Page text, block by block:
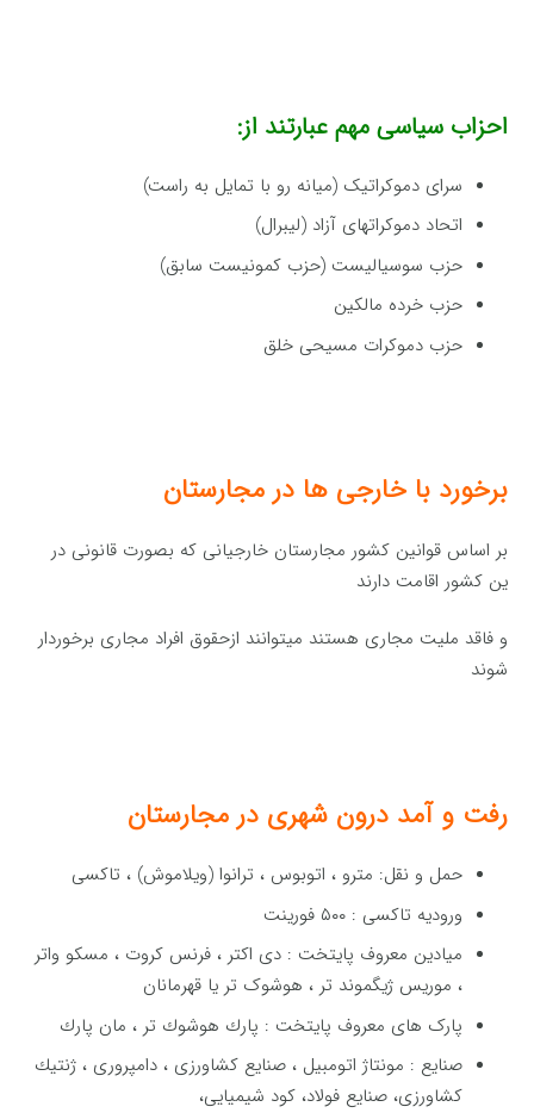
احزاب سیاسی مهم عبارتند از:
سرای دموکراتیک (میانه رو با تمایل به راست)
اتحاد دموکراتهای آزاد (لیبرال)
حزب سوسیالیست (حزب کمونیست سابق)
حزب خرده مالکین
حزب دموکرات مسیحی خلق
برخورد با خارجی ها درمجارستان
بر اساس قوانین کشور مجارستان خارجیانی كه بصورت قانونی در
ین كشور اقامت دارند
و فاقد ملیت مجاری هستند میتوانند ازحقوق افراد مجاری برخوردار
شوند
رفت و آمد درون شهری درمجارستان
حمل و نقل: مترو ، اتوبوس ، ترانوا (ویلاموش) ، تاكسی
ورودیه تاكسی : ۵۰۰ فورینت
میادین معروف پایتخت : دی اكتر ، فرنس كروت ، مسكو واتر
، موریس ژیگموند تر ، هوشوک تر یا قهرمانان
پارک های معروف پایتخت : پارك هوشوك تر ، مان پارك
صنایع : مونتاژ اتومبیل ، صنایع كشاورزی ، دامپروری ، ژنتیك
كشاورزی، صنایع فولاد، کود شیمیایی،